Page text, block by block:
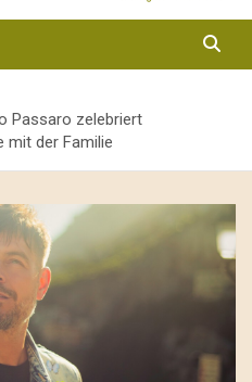
Passaro zelebriert
mit der Familie